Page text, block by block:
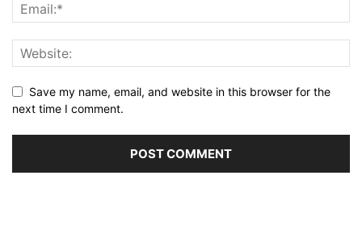
Save my name, email, and website in this browser for the
next time I comment.